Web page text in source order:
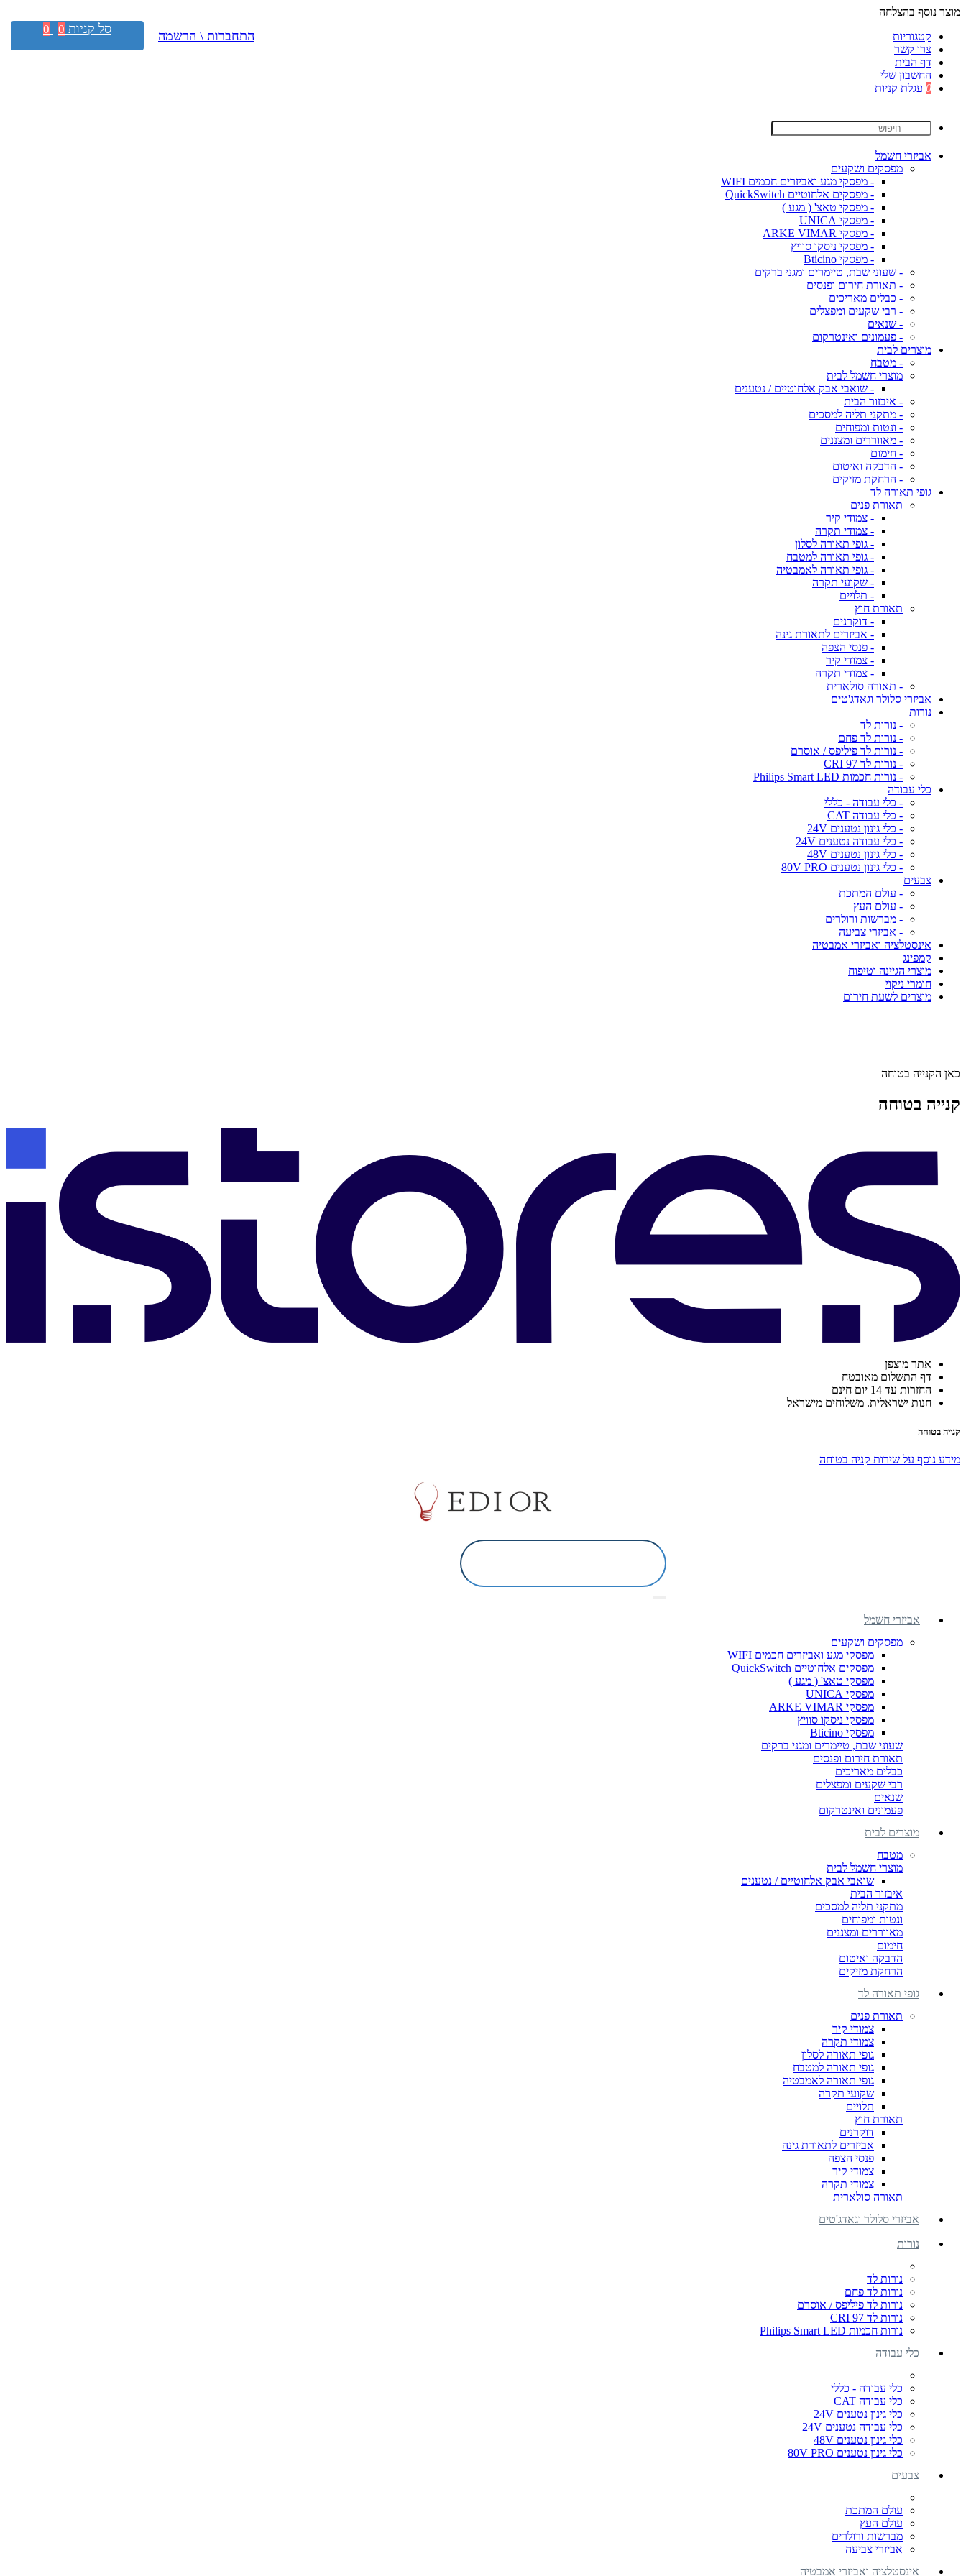
מוצר נוסף בהצלחה
קטגוריות
צרו קשר
דף הבית
החשבון שלי
0 עגלת קניות
אביזרי חשמל
מפסקים ושקעים
- מפסקי מגע ואביזרים חכמים WIFI
- מפסקים אלחוטיים QuickSwitch
- מפסקי טאצ' ( מגע )
- מפסקי UNICA
- מפסקי ARKE VIMAR
- מפסקי ניסקו סוויץ
- מפסקי Bticino
- שעוני שבת, טיימרים ומגני ברקים
- תאורת חירום ופנסים
- כבלים מאריכים
- רבי שקעים ומפצלים
- שנאים
- פעמונים ואינטרקום
מוצרים לבית
- מטבח
מוצרי חשמל לבית
- שואבי אבק אלחוטיים / נטענים
- איבזור הבית
- מתקני תליה למסכים
- ונטות ומפוחים
- מאווררים ומצננים
- חימום
- הדבקה ואיטום
- הרחקת מזיקים
גופי תאורה לד
תאורת פנים
- צמודי קיר
- צמודי תקרה
- גופי תאורה לסלון
- גופי תאורה למטבח
- גופי תאורה לאמבטיה
- שקועי תקרה
- תלויים
תאורת חוץ
- דוקרנים
- אביזרים לתאורת גינה
- פנסי הצפה
- צמודי קיר
- צמודי תקרה
- תאורה סולארית
אביזרי סלולר וגאדג'טים
נורות
- נורות לד
- נורות לד פחם
- נורות לד פיליפס / אוסרם
- נורות לד CRI 97
- נורות חכמות Philips Smart LED
כלי עבודה
- כלי עבודה - כללי
- כלי עבודה CAT
- כלי גינון נטענים 24V
- כלי עבודה נטענים 24V
- כלי גינון נטענים 48V
- כלי גינון נטענים 80V PRO
צבעים
- עולם המתכת
- עולם העץ
- מברשות ורולרים
- אביזרי צביעה
אינסטלציה ואביזרי אמבטיה
קמפינג
מוצרי הגיינה וטיפוח
חומרי ניקוי
מוצרים לשעת חירום
כאן הקנייה בטוחה
קנייה בטוחה
אתר מוצפן
דף התשלום מאובטח
החזרות עד 14 יום חינם
חנות ישראלית. משלוחים מישראל
קנייה בטוחה
מידע נוסף על שירות קניה בטוחה
התחברות \ הרשמה סל קניות 0
0
אביזרי חשמל
מפסקים ושקעים
מפסקי מגע ואביזרים חכמים WIFI
מפסקים אלחוטיים QuickSwitch
מפסקי טאצ' ( מגע )
מפסקי UNICA
מפסקי ARKE VIMAR
מפסקי ניסקו סוויץ
מפסקי Bticino
שעוני שבת, טיימרים ומגני ברקים
תאורת חירום ופנסים
כבלים מאריכים
רבי שקעים ומפצלים
שנאים
פעמונים ואינטרקום
מוצרים לבית
מטבח
מוצרי חשמל לבית
שואבי אבק אלחוטיים / נטענים
איבזור הבית
מתקני תליה למסכים
ונטות ומפוחים
מאווררים ומצננים
חימום
הדבקה ואיטום
הרחקת מזיקים
גופי תאורה לד
תאורת פנים
צמודי קיר
צמודי תקרה
גופי תאורה לסלון
גופי תאורה למטבח
גופי תאורה לאמבטיה
שקועי תקרה
תלויים
תאורת חוץ
דוקרנים
אביזרים לתאורת גינה
פנסי הצפה
צמודי קיר
צמודי תקרה
תאורה סולארית
אביזרי סלולר וגאדג'טים
נורות
נורות לד
נורות לד פחם
נורות לד פיליפס / אוסרם
נורות לד CRI 97
נורות חכמות Philips Smart LED
כלי עבודה
כלי עבודה - כללי
כלי עבודה CAT
כלי גינון נטענים 24V
כלי עבודה נטענים 24V
כלי גינון נטענים 48V
כלי גינון נטענים 80V PRO
צבעים
עולם המתכת
עולם העץ
מברשות ורולרים
אביזרי צביעה
אינסטלציה ואביזרי אמבטיה